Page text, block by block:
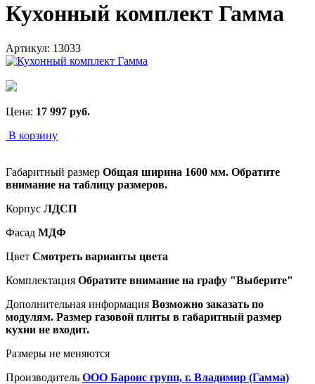
Кухонный комплект Гамма
Артикул: 13033
Цена: 17 997 руб.
В корзину
Габаритный размер Общая ширина 1600 мм. Обратите
внимание на таблицу размеров.
Корпус ЛДСП
Фасад МДФ
Цвет Смотреть варианты цвета
Комплектация Обратите внимание на графу "Выберите"
Дополнительная информация Возможно заказать по
модулям. Размер газовой плиты в габаритный размер
кухни не входит.
Размеры не меняются
Производитель ООО Баронс групп, г. Владимир (Гамма)